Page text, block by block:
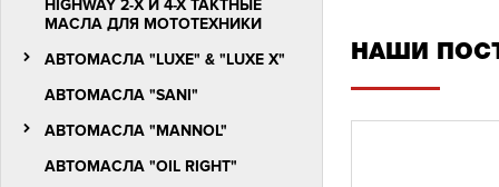
HIGHWAY 2-Х И 4-Х ТАКТНЫЕ
МАСЛА ДЛЯ МОТОТЕХНИКИ
АВТОМАСЛА "LUXЕ" & "LUXE X"
АВТОМАСЛА "SANI"
АВТОМАСЛА "MANNOL"
АВТОМАСЛА "OIL RIGHT"
НАШИ